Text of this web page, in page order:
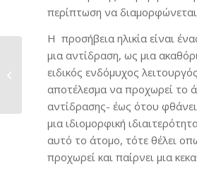
περίπτωση να διαμορφώνεται
Η προσήβεια ηλικία είναι
μια αντίδραση, ως μια
ειδικός ενδόμυχος
αποτέλεσμα να προχωρεί το
αντίδρασης- έως ότου
μια ιδιομορφική
αυτό το άτομο, τότε θέλει
προχωρεί και παίρνει μια
Αυτοχειρίες